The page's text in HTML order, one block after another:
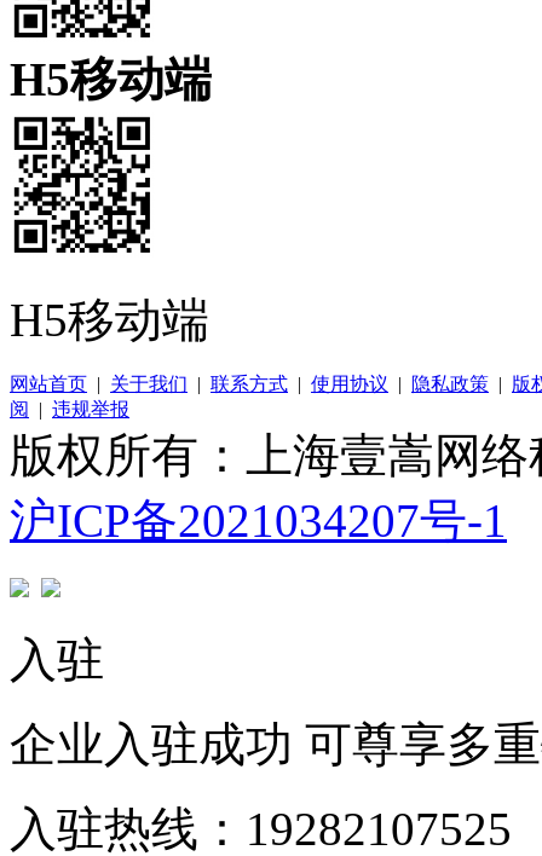
H5移动端
H5移动端
网站首页 | 关于我们 | 联系方式 | 使用协议 | 隐私政策 | 版
阅
| 违规举报
版权所有：上海壹嵩网
沪ICP备2021034207号-1
入驻
企业入驻成功 可尊享多
入驻热线：19282107525